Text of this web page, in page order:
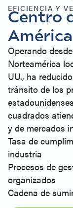
EFICIENCIA Y
Centro
Operando
Norteamérica
UU., ha
tránsito de los
cuadrados
y de mercados
Tasa de
industria
Procesos de
organizados
Cadena de